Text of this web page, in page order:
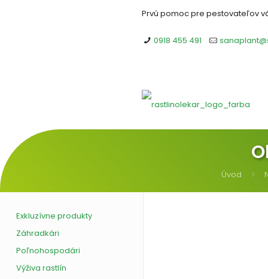
Prvú pomoc pre pestovateľov
0918 455 491
Úvod
Exkluzívne produkty
Záhradkári
Poľnohospodári
Výživa rastlín